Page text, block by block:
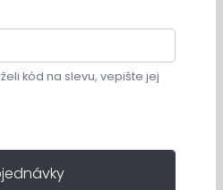
kód na slevu, vepište jej